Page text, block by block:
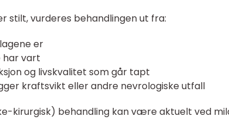
stilt, vurderes behandlingen ut fra:
er
har vart
og livskvalitet som går tapt
kraftsvikt eller andre nevrologiske utfall
kirurgisk) behandling kan være aktuelt ved